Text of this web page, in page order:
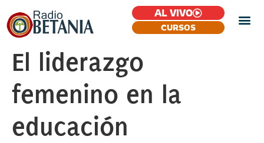
AL VIVO
CURSOS
El liderazgo
femenino en la
educación